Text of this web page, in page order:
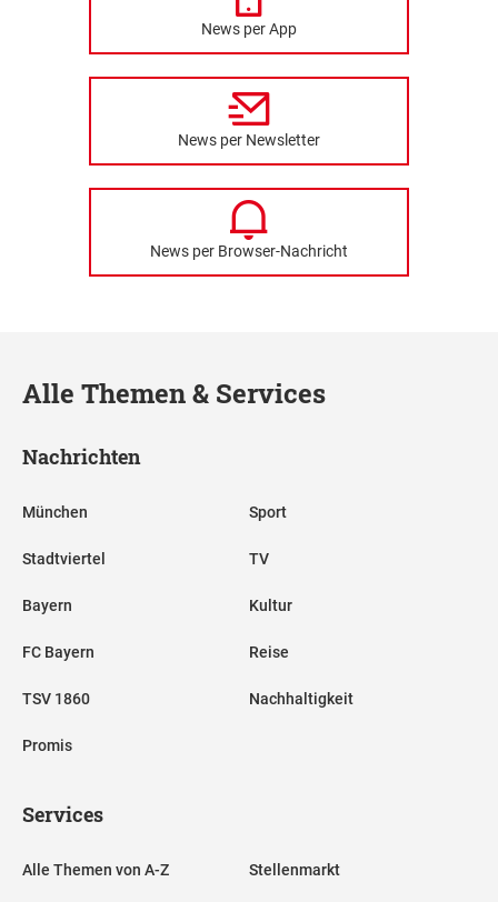
News per App
News per Newsletter
News per Browser-Nachricht
Alle Themen & Services
Nachrichten
München
Stadtviertel
Bayern
FC Bayern
TSV 1860
Promis
Sport
TV
Kultur
Reise
Nachhaltigkeit
Services
Alle Themen von A-Z Stellenmarkt